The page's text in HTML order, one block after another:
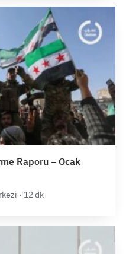
Raporu – Ocak
· 12 dk